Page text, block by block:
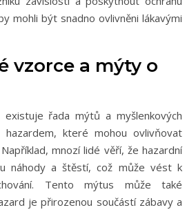
mohli být snadno ovlivněni lákavými
vzorce a mýty o
řada mýtů a myšlenkových
které mohou ovlivňovat
mnozí lidé věří, že hazardní
náhody a štěstí, což může vést k
Tento mýtus může také
je přirozenou součástí zábavy a